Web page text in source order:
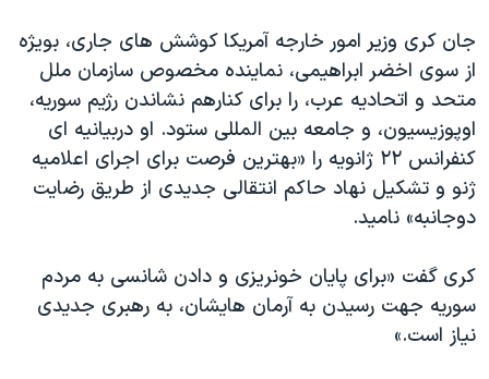
جان کری وزیر امور خارجه آمریکا کوشش های جاری، بویژه
از سوی اخضر ابراهیمی، نماینده مخصوص سازمان ملل
متحد و اتحادیه عرب، را برای کنارهم نشاندن رژیم سوریه،
اوپوزیسیون، و جامعه بین المللی ستود. او دربیانیه ای
کنفرانس ۲۲ ژانویه را «بهترین فرصت برای اجرای اعلامیه
ژنو و تشکیل نهاد حاکم انتقالی جدیدی از طریق رضایت
دوجانبه» نامید.
کری گفت «برای پایان خونریزی و دادن شانسی به مردم
سوریه جهت رسیدن به آرمان هایشان، به رهبری جدیدی
نیاز است.»